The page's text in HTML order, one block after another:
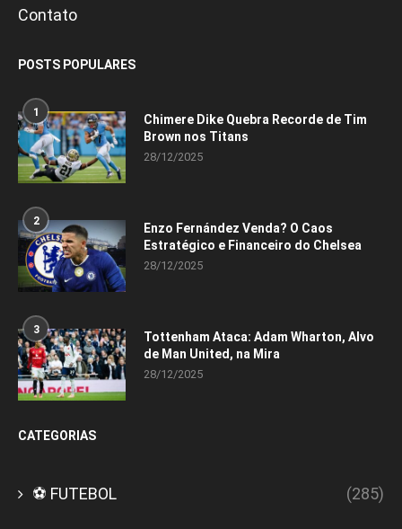
Contato
POSTS POPULARES
1
Chimere Dike Quebra Recorde de Tim
Brown nos Titans
28/12/2025
2
Enzo Fernández Venda? O Caos
Estratégico e Financeiro do Chelsea
28/12/2025
3
Tottenham Ataca: Adam Wharton, Alvo
de Man United, na Mira
28/12/2025
CATEGORIAS
⚽ FUTEBOL (285)